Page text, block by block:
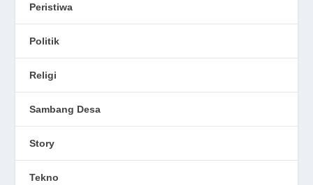
Peristiwa
Politik
Religi
Sambang Desa
Story
Tekno